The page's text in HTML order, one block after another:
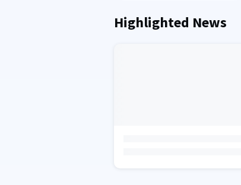
Highlighted News